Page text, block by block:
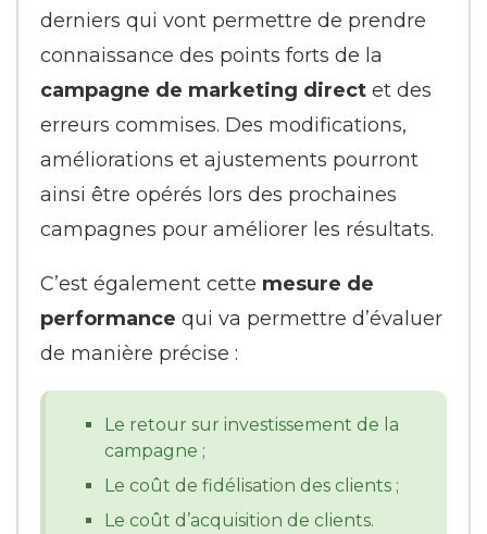
derniers qui vont permettre de prendre
connaissance des points forts de la
campagne de marketing direct et des
erreurs commises. Des modifications,
améliorations et ajustements pourront
ainsi être opérés lors des prochaines
campagnes pour améliorer les résultats.
C’est également cette mesure de
performance qui va permettre d’évaluer
de manière précise :
Le retour sur investissement de la
campagne ;
Le coût de fidélisation des clients ;
Le coût d’acquisition de clients.